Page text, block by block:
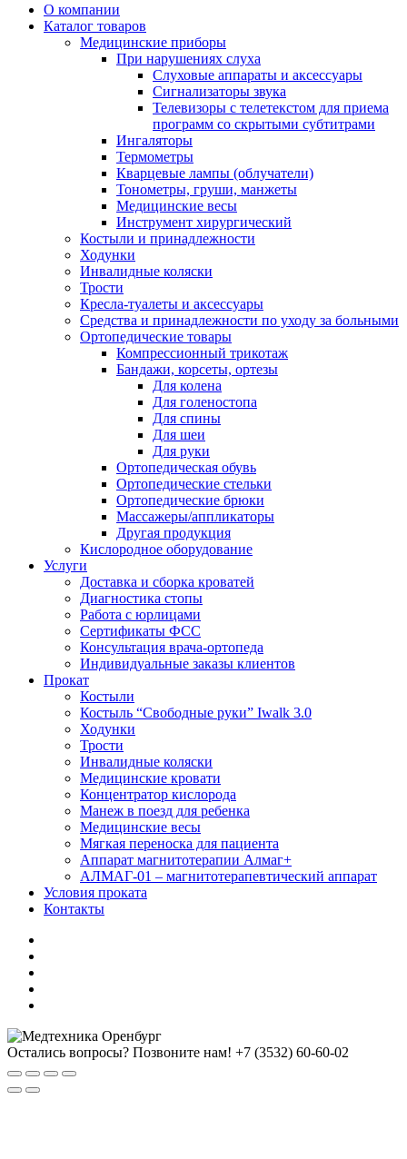
О компании
Каталог товаров
Медицинские приборы
При нарушениях слуха
Слуховые аппараты и аксессуары
Сигнализаторы звука
Телевизоры с телетекстом для приема
программ со скрытыми субтитрами
Ингаляторы
Термометры
Кварцевые лампы (облучатели)
Тонометры, груши, манжеты
Медицинские весы
Инструмент хирургический
Костыли и принадлежности
Ходунки
Инвалидные коляски
Трости
Кресла-туалеты и аксессуары
Средства и принадлежности по уходу за больными
Ортопедические товары
Компрессионный трикотаж
Бандажи, корсеты, ортезы
Для колена
Для голеностопа
Для спины
Для шеи
Для руки
Ортопедическая обувь
Ортопедические стельки
Ортопедические брюки
Массажеры/аппликаторы
Другая продукция
Кислородное оборудование
Услуги
Доставка и сборка кроватей
Диагностика стопы
Работа с юрлицами
Сертификаты ФСС
Консультация врача-ортопеда
Индивидуальные заказы клиентов
Прокат
Костыли
Костыль “Свободные руки” Iwalk 3.0
Ходунки
Трости
Инвалидные коляски
Медицинские кровати
Концентратор кислорода
Манеж в поезд для ребенка
Медицинские весы
Мягкая переноска для пациента
Аппарат магнитотерапии Алмаг+
АЛМАГ-01 – магнитотерапевтический аппарат
Условия проката
Контакты
Остались вопросы? Позвоните нам! +7 (3532) 60-60-02